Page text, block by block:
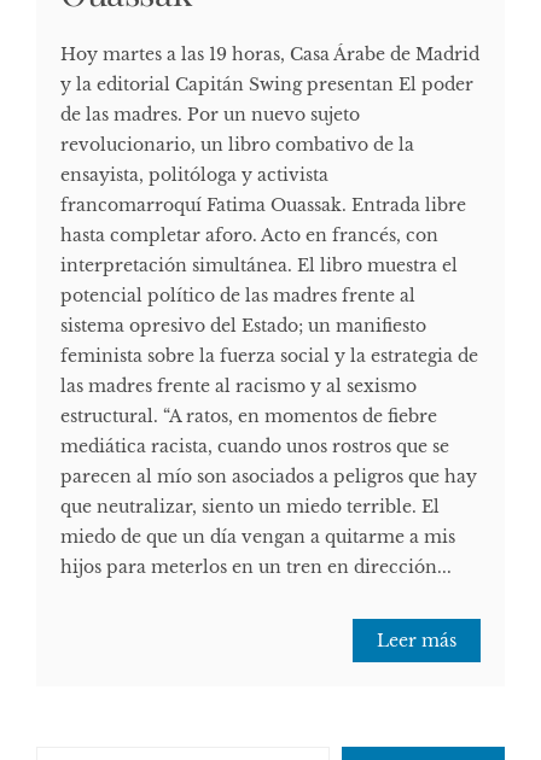
Hoy martes a las 19 horas, Casa Árabe de Madrid
y la editorial Capitán Swing presentan El poder
de las madres. Por un nuevo sujeto
revolucionario, un libro combativo de la
ensayista, politóloga y activista
francomarroquí Fatima Ouassak. Entrada libre
hasta completar aforo. Acto en francés, con
interpretación simultánea. El libro muestra el
potencial político de las madres frente al
sistema opresivo del Estado; un manifiesto
feminista sobre la fuerza social y la estrategia de
las madres frente al racismo y al sexismo
estructural. “A ratos, en momentos de fiebre
mediática racista, cuando unos rostros que se
parecen al mío son asociados a peligros que hay
que neutralizar, siento un miedo terrible. El
miedo de que un día vengan a quitarme a mis
hijos para meterlos en un tren en dirección...
Leer más